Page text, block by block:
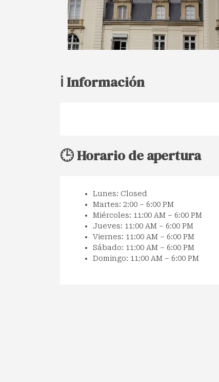
ℹ️ Información
🕒 Horario de apertura
Lunes: Closed
Martes: 2:00 – 6:00 PM
Miércoles: 11:00 AM – 6:00 PM
Jueves: 11:00 AM – 6:00 PM
Viernes: 11:00 AM – 6:00 PM
Sábado: 11:00 AM – 6:00 PM
Domingo: 11:00 AM – 6:00 PM